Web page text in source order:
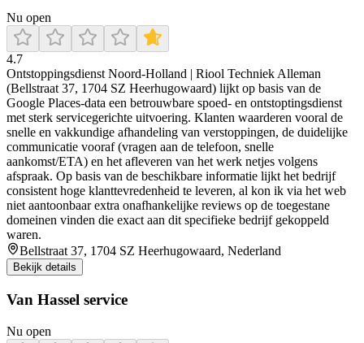
Nu open
4.7
Ontstoppingsdienst Noord-Holland | Riool Techniek Alleman
(Bellstraat 37, 1704 SZ Heerhugowaard) lijkt op basis van de
Google Places-data een betrouwbare spoed- en ontstoptingsdienst
met sterk servicegerichte uitvoering. Klanten waarderen vooral de
snelle en vakkundige afhandeling van verstoppingen, de duidelijke
communicatie vooraf (vragen aan de telefoon, snelle
aankomst/ETA) en het afleveren van het werk netjes volgens
afspraak. Op basis van de beschikbare informatie lijkt het bedrijf
consistent hoge klanttevredenheid te leveren, al kon ik via het web
niet aantoonbaar extra onafhankelijke reviews op de toegestane
domeinen vinden die exact aan dit specifieke bedrijf gekoppeld
waren.
Bellstraat 37, 1704 SZ Heerhugowaard, Nederland
Bekijk details
Van Hassel service
Nu open